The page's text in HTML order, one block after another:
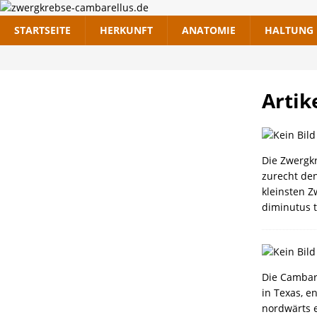
STARTSEITE HERKUNFT ANATOMIE HALTUNG
Die
zurecht
kleinsten
diminutus
Die
in Texas,
nordwärts